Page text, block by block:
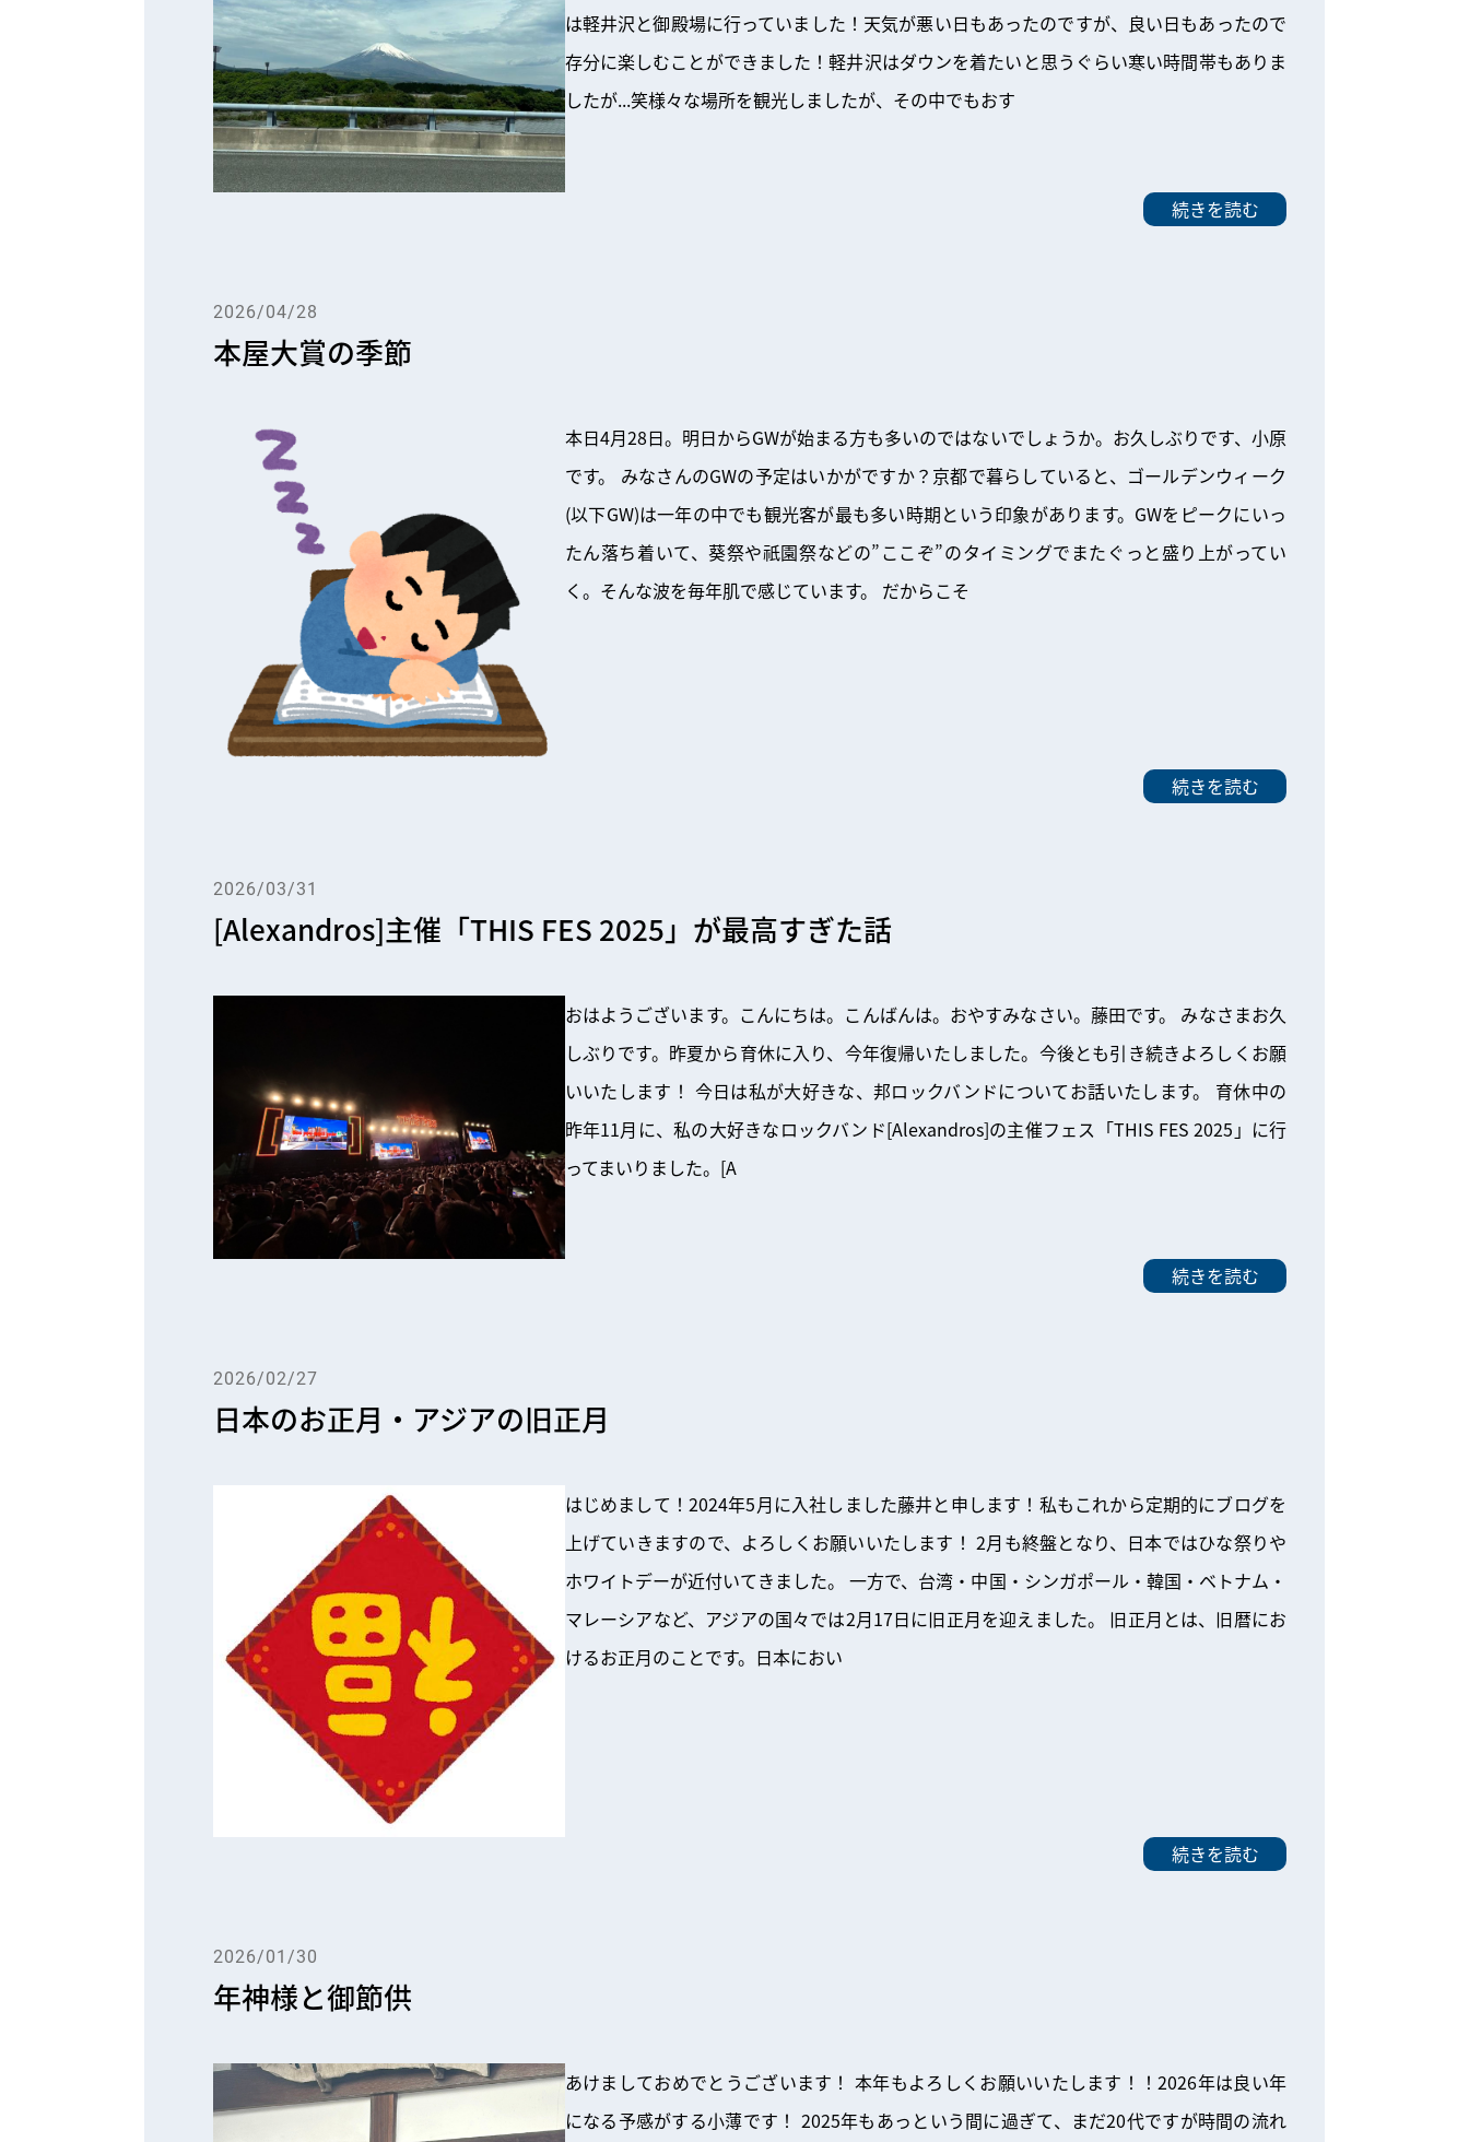
は軽井沢と御殿場に行っていました！天気が悪い日もあったのですが、良い日もあったので
存分に楽しむことができました！軽井沢はダウンを着たいと思うぐらい寒い時間帯もありま
したが...笑様々な場所を観光しましたが、その中でもおす
続きを読む
2026/04/28
本屋大賞の季節
本日4月28日。明日からGWが始まる方も多いのではないでしょうか。お久しぶりです、小原
です。 みなさんのGWの予定はいかがですか？京都で暮らしていると、ゴールデンウィーク
(以下GW)は一年の中でも観光客が最も多い時期という印象があります。GWをピークにいっ
たん落ち着いて、葵祭や祇園祭などの”ここぞ”のタイミングでまたぐっと盛り上がってい
く。そんな波を毎年肌で感じています。 だからこそ
続きを読む
2026/03/31
[Alexandros]主催「THIS FES 2025」が最高すぎた話
おはようございます。こんにちは。こんばんは。おやすみなさい。藤田です。 みなさまお久
しぶりです。昨夏から育休に入り、今年復帰いたしました。今後とも引き続きよろしくお願
いいたします！ 今日は私が大好きな、邦ロックバンドについてお話いたします。 育休中の
昨年11月に、私の大好きなロックバンド[Alexandros]の主催フェス「THIS FES 2025」に行
ってまいりました。[A
続きを読む
2026/02/27
日本のお正月・アジアの旧正月
はじめまして！2024年5月に入社しました藤井と申します！私もこれから定期的にブログを
上げていきますので、よろしくお願いいたします！ 2月も終盤となり、日本ではひな祭りや
ホワイトデーが近付いてきました。 一方で、台湾・中国・シンガポール・韓国・ベトナム・
マレーシアなど、アジアの国々では2月17日に旧正月を迎えました。 旧正月とは、旧暦にお
けるお正月のことです。日本におい
続きを読む
2026/01/30
年神様と御節供
あけましておめでとうございます！ 本年もよろしくお願いいたします！！2026年は良い年
になる予感がする小薄です！ 2025年もあっという間に過ぎて、まだ20代ですが時間の流れ